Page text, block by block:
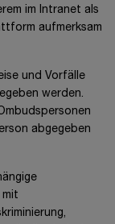
im Intranet als
aufmerksam
und Vorfälle
werden.
abgegeben
mit